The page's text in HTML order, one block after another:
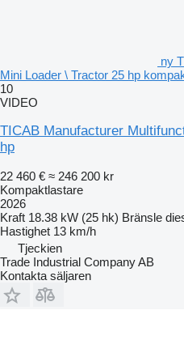
ny
Mini Loader \ Tractor 25 hp
10
VIDEO
TICAB Manufacturer
hp
22 460 € ≈ 246 200 kr
Kompaktlastare
2026
Kraft 18.38 kW (25 hk) Bränsle
Hastighet 13 km/h
Tjeckien
Trade Industrial Company AB
Kontakta säljaren